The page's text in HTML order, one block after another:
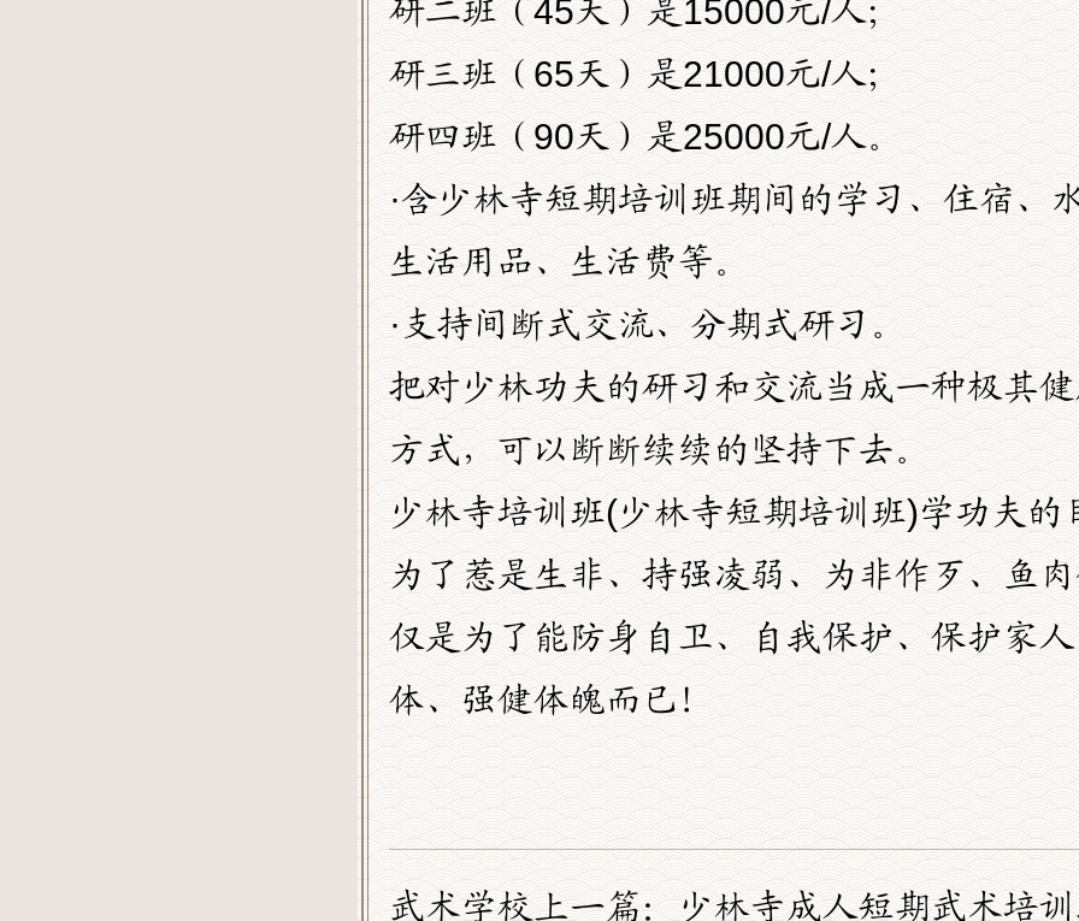
研二班（45天）是15000元/人；
研三班（65天）是21000元/人；
研四班（90天）是25000元/人。
·含少林寺短期培训班期间的学习、住宿、
生活用品、生活费等。
·支持间断式交流、分期式研习。
把对少林功夫的研习和交流当成一种极其
方式，可以断断续续的坚持下去。
少林寺培训班(少林寺短期培训班)学功夫的
为了惹是生非、持强凌弱、为非作歹、鱼
仅是为了能防身自卫、自我保护、保护家
体、强健体魄而已！
武术学校上一篇： 少林寺成人短期武术培训班